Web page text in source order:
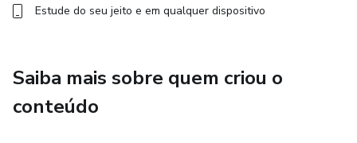
Estude do seu jeito e em qualquer dispositivo
Saiba mais sobre quem criou o
conteúdo